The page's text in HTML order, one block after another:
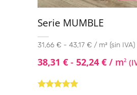
Serie MUMBLE
31,66 € - 43,17 € / m² (sin IVA)
38,31 € - 52,24 € / m2